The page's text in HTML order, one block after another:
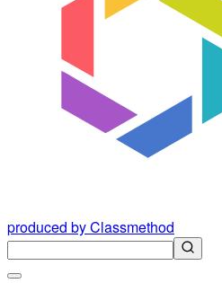
produced by Classmethod